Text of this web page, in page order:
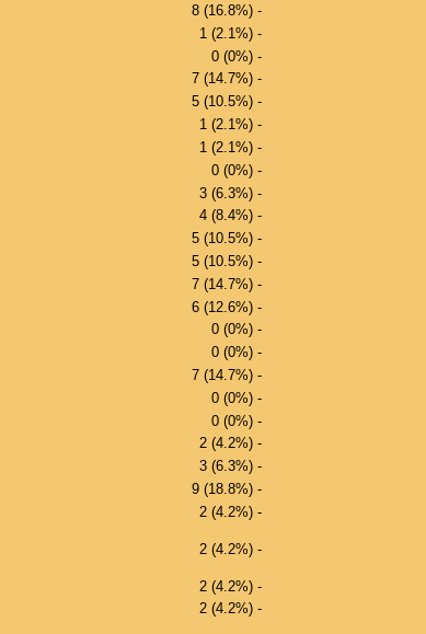
8 (16.8%) -
1 (2.1%) -
0 (0%) -
7 (14.7%) -
5 (10.5%) -
1 (2.1%) -
1 (2.1%) -
0 (0%) -
3 (6.3%) -
4 (8.4%) -
5 (10.5%) -
5 (10.5%) -
7 (14.7%) -
6 (12.6%) -
0 (0%) -
0 (0%) -
7 (14.7%) -
0 (0%) -
0 (0%) -
2 (4.2%) -
3 (6.3%) -
9 (18.8%) -
2 (4.2%) -
2 (4.2%) -
2 (4.2%) -
2 (4.2%) -